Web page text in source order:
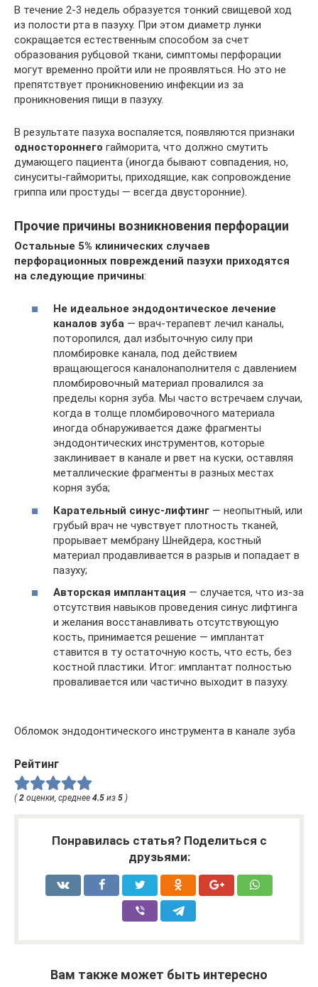
В течение 2-3 недель образуется тонкий свищевой ход
из полости рта в пазуху. При этом диаметр лунки
сокращается естественным способом за счет
образования рубцовой ткани, симптомы перфорации
могут временно пройти или не проявляться. Но это не
препятствует проникновению инфекции из за
проникновения пищи в пазуху.
В результате пазуха воспаляется, появляются признаки
одностороннего гайморита, что должно смутить
думающего пациента (иногда бывают совпадения, но,
синуситы-гаймориты, приходящие, как сопровождение
гриппа или простуды — всегда двусторонние).
Прочие причины возникновения перфорации
Остальные 5% клинических случаев
перфорационных повреждений пазухи приходятся
на следующие причины:
Не идеальное эндодонтическое лечение
каналов зуба — врач-терапевт лечил каналы,
поторопился, дал избыточную силу при
пломбировке канала, под действием
вращающегося каналонаполнителя с давлением
пломбировочный материал провалился за
пределы корня зуба. Мы часто встречаем случаи,
когда в толще пломбировочного материала
иногда обнаруживается даже фрагменты
эндодонтических инструментов, которые
заклинивает в канале и рвет на куски, оставляя
металлические фрагменты в разных местах
корня зуба;
Карательный синус-лифтинг — неопытный, или
грубый врач не чувствует плотность тканей,
прорывает мембрану Шнейдера, костный
материал продавливается в разрыв и попадает в
пазуху;
Авторская имплантация — случается, что из-за
отсутствия навыков проведения синус лифтинга
и желания восстанавливать отсутствующую
кость, принимается решение — имплантат
ставится в ту остаточную кость, что есть, без
костной пластики. Итог: имплантат полностью
проваливается или частично выходит в пазуху.
Обломок эндодонтического инструмента в канале зуба
Рейтинг
( 2 оценки, среднее 4.5 из 5 )
Понравилась статья? Поделиться с
друзьями:
Вам также может быть интересно